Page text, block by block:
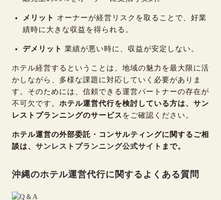
メリット
オーナーが経営リスクを取ることで、好業
績時に大きな収益を得られる。
デメリット 業績が悪い時に、収益が安定しない。
ホテル経営するということは、地域の魅力を最大限に活
かしながら、多様な課題に対応していく必要がありま
す。そのためには、信頼できる運営パートナーの存在が
不可欠です。 ホテル運営代行を検討している方は、サン
レストプランニングのサービス をご確認ください。
ホテル運営の外部委託・コンサルティングに関するご相
談は、 サンレストプランニング公式サイト まで。
沖縄のホテル運営代行に関するよくある質問